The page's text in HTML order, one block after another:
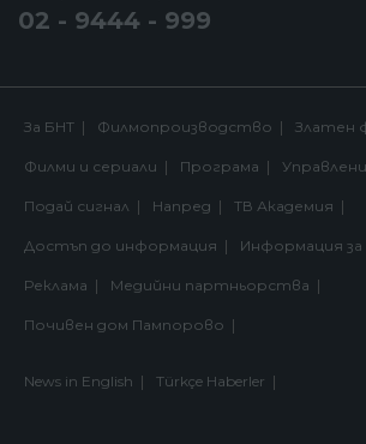
02 - 9444 - 999
За БНТ Филмопроизводство Златен
Филми и сериали Програма
Подай сигнал Напред ТВ Академия
Достъп до информация Информация
Реклама Медийни партньорства
Почивен дом Пампорово
News in English Türkçe Haberler